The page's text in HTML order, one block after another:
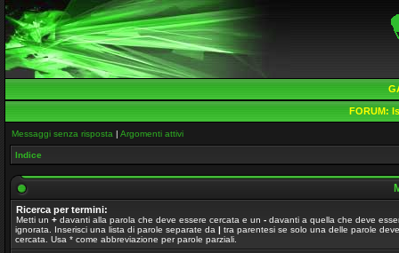
FORUM:
Messaggi senza risposta | Argomenti attivi
Indice
Ricerca per termini:
Metti un + davanti alla parola che deve essere cercata e un - davanti a quella che deve
ignorata. Inserisci una lista di parole separate da | tra parentesi se solo una delle parole
cercata. Usa * come abbreviazione per parole parziali.